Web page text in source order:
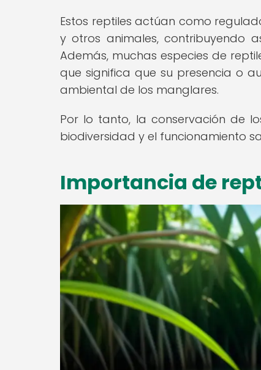
Estos reptiles actúan como
y otros animales, contribuyendo
Además, muchas especies de
que significa que su presencia o
ambiental de los manglares.
Por lo tanto, la conservación de
biodiversidad y el funcionamiento
Importancia de